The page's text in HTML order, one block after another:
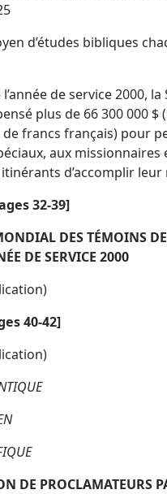
d’études bibliques
de service 2000,
plus de 66 300 000 $
de francs français) pour
aux missionnaires
d’accomplir leur
32-39]
DES TÉMOINS
DE SERVICE 2000
40-42]
DE PROCLAMATEURS